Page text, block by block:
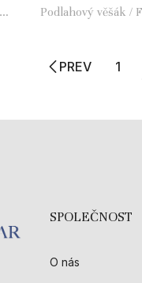
PREV 1
SPOLEČNOST
O nás